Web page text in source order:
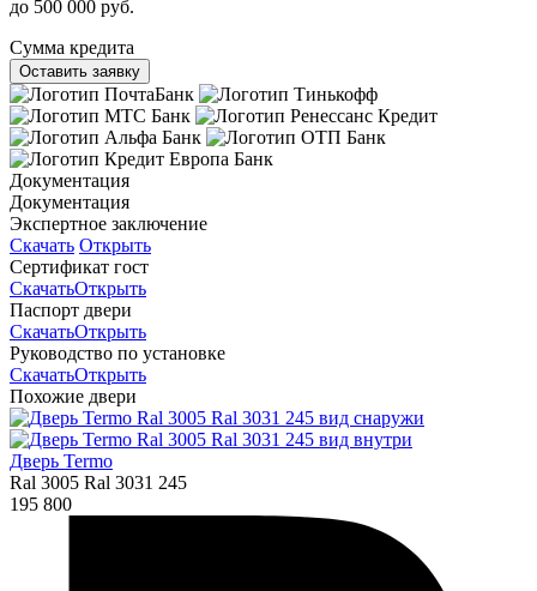
до 500 000 руб.
Сумма кредита
Оставить заявку
Документация
Документация
Экспертное заключение
Скачать Открыть
Сертификат гост
СкачатьОткрыть
Паспорт двери
СкачатьОткрыть
Руководство по установке
СкачатьОткрыть
Похожие двери
Дверь Termo
Ral 3005 Ral 3031 245
195 800